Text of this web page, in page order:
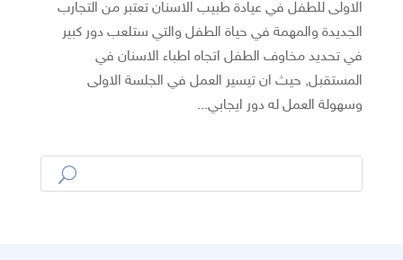
الاولى للطفل في عيادة طبيب الاسنان تعتبر من التجارب
الجديدة والمهمة في حياة الطفل والتي ستلعب دور كبير
في تحديد مخاوف الطفل اتجاه اطباء الاسنان في
المستقبل, حيث ان تيسير العمل في الجلسة الاولى
وسهولة العمل له دور ايجابي...